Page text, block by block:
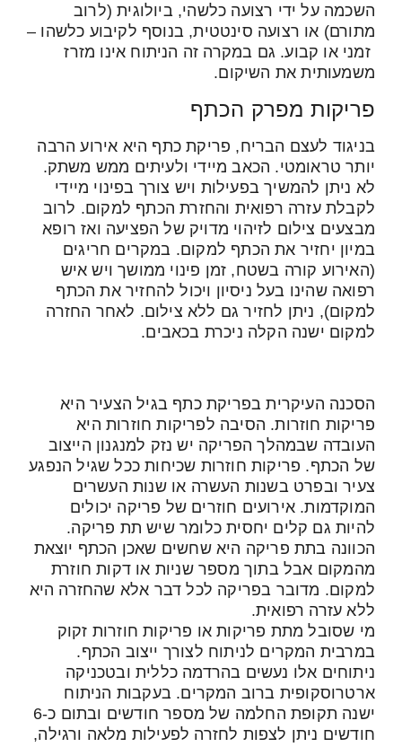
השכמה על ידי רצועה כלשהי, ביולוגית (לרוב
מתורם) או רצועה סינטטית, בנוסף לקיבוע כלשהו –
זמני או קבוע. גם במקרה זה הניתוח אינו מזרז
משמעותית את השיקום.
פריקות מפרק הכתף
בניגוד לעצם הבריח, פריקת כתף היא אירוע הרבה
יותר טראומטי. הכאב מיידי ולעיתים ממש משתק.
לא ניתן להמשיך בפעילות ויש צורך בפינוי מיידי
לקבלת עזרה רפואית והחזרת הכתף למקום. לרוב
מבצעים צילום לזיהוי מדויק של הפציעה ואז רופא
במיון יחזיר את הכתף למקום. במקרים חריגים
(האירוע קורה בשטח, זמן פינוי ממושך ויש איש
רפואה שהינו בעל ניסיון ויכול להחזיר את הכתף
למקום), ניתן לחזיר גם ללא צילום. לאחר החזרה
למקום ישנה הקלה ניכרת בכאבים.
הסכנה העיקרית בפריקת כתף בגיל הצעיר היא
פריקות חוזרות. הסיבה לפריקות חוזרות היא
העובדה שבמהלך הפריקה יש נזק למנגנון הייצוב
של הכתף. פריקות חוזרות שכיחות ככל שגיל הנפגע
צעיר ובפרט בשנות העשרה או שנות העשרים
המוקדמות. אירועים חוזרים של פריקה יכולים
להיות גם קלים יחסית כלומר שיש תת פריקה.
הכוונה בתת פריקה היא שחשים שאכן הכתף יוצאת
מהמקום אבל בתוך מספר שניות או דקות חוזרת
למקום. מדובר בפריקה לכל דבר אלא שהחזרה היא
ללא עזרה רפואית.
מי שסובל מתת פריקות או פריקות חוזרות זקוק
במרבית המקרים לניתוח לצורך ייצוב הכתף.
ניתוחים אלו נעשים בהרדמה כללית ובטכניקה
ארטרוסקופית ברוב המקרים. בעקבות הניתוח
ישנה תקופת החלמה של מספר חודשים ובתום כ-6
חודשים ניתן לצפות לחזרה לפעילות מלאה ורגילה,